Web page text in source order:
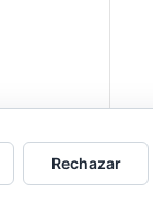
Rechazar